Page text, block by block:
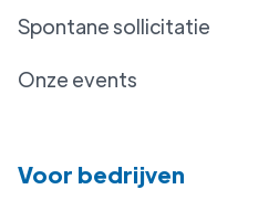
Spontane sollicitatie
Onze events
Voor bedrijven